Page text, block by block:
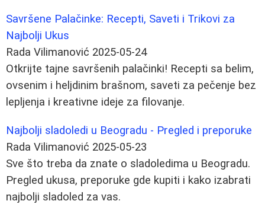
Savršene Palačinke: Recepti, Saveti i Trikovi za
Najbolji Ukus
Rada Vilimanović 2025-05-24
Otkrijte tajne savršenih palačinki! Recepti sa belim,
ovsenim i heljdinim brašnom, saveti za pečenje bez
lepljenja i kreativne ideje za filovanje.
Najbolji sladoledi u Beogradu - Pregled i preporuke
Rada Vilimanović 2025-05-23
Sve što treba da znate o sladoledima u Beogradu.
Pregled ukusa, preporuke gde kupiti i kako izabrati
najbolji sladoled za vas.